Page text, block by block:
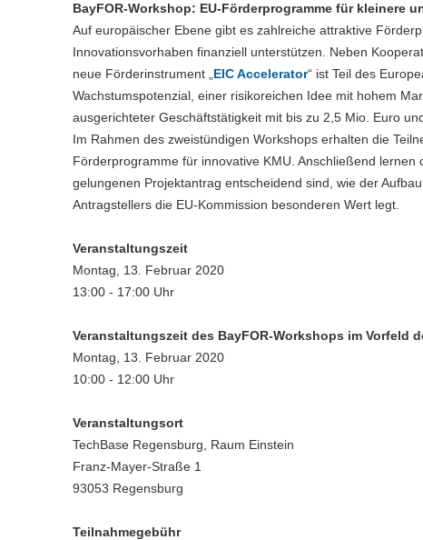
BayFOR-Workshop: EU-Förderprogramme für kleinere
Auf europäischer Ebene gibt es zahlreiche attraktive
Innovationsvorhaben finanziell unterstützen. Neben
neue Förderinstrument „ EIC Accelerator“ ist Teil des
Wachstumspotenzial, einer risikoreichen Idee mit hohem
ausgerichteter Geschäftstätigkeit mit bis zu 2,5 Mio. Euro
Im Rahmen des zweistündigen Workshops erhalten die
Förderprogramme für innovative KMU. Anschließend lernen
gelungenen Projektantrag entscheidend sind, wie der
Antragstellers die EU-Kommission besonderen Wert legt.
Veranstaltungszeit
Montag, 13. Februar 2020
13:00 - 17:00 Uhr
Veranstaltungszeit des BayFOR-Workshops im Vorfeld
Montag, 13. Februar 2020
10:00 - 12:00 Uhr
Veranstaltungsort
TechBase Regensburg, Raum Einstein
Franz-Mayer-Straße 1
93053 Regensburg
Teilnahmegebühr